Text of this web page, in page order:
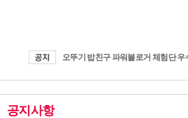
공지사항